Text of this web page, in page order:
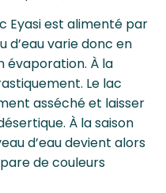
Eyasi est alimenté par
d’eau varie donc en
évaporation. À la
Le lac
asséché et laisser
À la saison
d’eau devient alors
de couleurs